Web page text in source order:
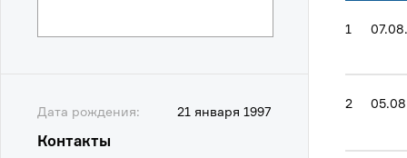
Дата рождения: 21 января 1997
Контакты
1
2